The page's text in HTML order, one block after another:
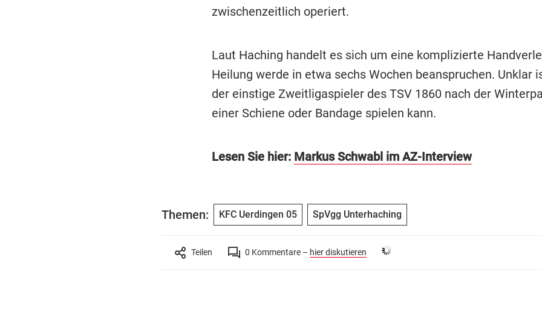
zwischenzeitlich operiert.
Laut Haching handelt es sich um eine komplizierte
Heilung werde in etwa sechs Wochen beanspruchen. Unklar
der einstige Zweitligaspieler des TSV 1860 nach der
einer Schiene oder Bandage spielen kann.
Lesen Sie hier: Markus Schwabl im AZ-Interview
Themen: KFC Uerdingen 05 SpVgg Unterhaching
Teilen 0 Kommentare – hier diskutieren